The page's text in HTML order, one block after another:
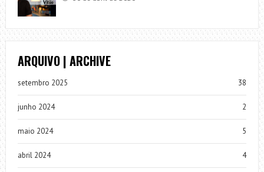
ARQUIVO | ARCHIVE
setembro 2025 38
junho 2024 2
maio 2024 5
abril 2024 4